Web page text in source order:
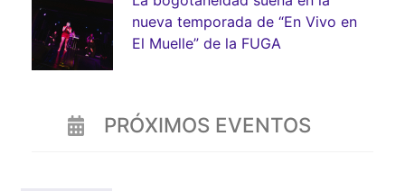
nueva temporada de “En Vivo en
El Muelle” de la FUGA
PRÓXIMOS EVENTOS